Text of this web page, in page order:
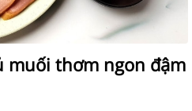
muối thơm ngon đậm